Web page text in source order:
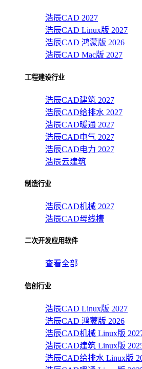
浩辰CAD 2027
浩辰CAD Linux版 2027
浩辰CAD 鸿蒙版 2026
浩辰CAD Mac版 2027
工程建设行业
浩辰CAD建筑 2027
浩辰CAD给排水 2027
浩辰CAD暖通 2027
浩辰CAD电气 2027
浩辰CAD电力 2027
浩辰云建筑
制造行业
浩辰CAD机械 2027
浩辰CAD母线槽
二次开发应用软件
查看全部
信创行业
浩辰CAD Linux版 2027
浩辰CAD 鸿蒙版 2026
浩辰CAD机械 Linux版
浩辰CAD建筑 Linux版
浩辰CAD给排水 Linux版